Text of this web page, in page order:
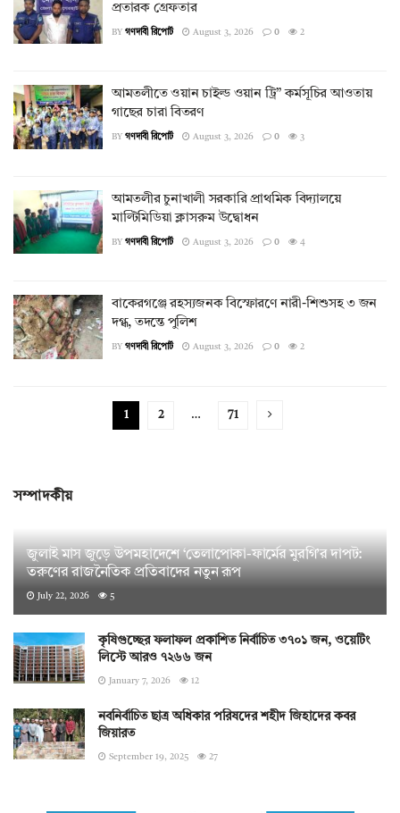
প্রতারক গ্রেফতার
BY গণদাবী রিপোর্ট August 3, 2026 0 2
আমতলীতে ওয়ান চাইল্ড ওয়ান ট্রি” কর্মসূচির আওতায়
গাছের চারা বিতরণ
BY গণদাবী রিপোর্ট August 3, 2026 0 3
আমতলীর চুনাখালী সরকারি প্রাথমিক বিদ্যালয়ে
মাল্টিমিডিয়া ক্লাসরুম উদ্বোধন
BY গণদাবী রিপোর্ট August 3, 2026 0 4
বাকেরগঞ্জে রহস্যজনক বিস্ফোরণে নারী-শিশুসহ ৩ জন
দগ্ধ, তদন্তে পুলিশ
BY গণদাবী রিপোর্ট August 3, 2026 0 2
1 2 … 71
সম্পাদকীয়
জুলাই মাস জুড়ে উপমহাদেশে ‘তেলাপোকা-ফার্মের মুরগি’র দাপট:
তরুণের রাজনৈতিক প্রতিবাদের নতুন রূপ
July 22, 2026 5
কৃষিগুচ্ছের ফলাফল প্রকাশিত নির্বাচিত ৩৭০১ জন, ওয়েটিং
লিস্টে আরও ৭২৬৬ জন
January 7, 2026 12
নবনির্বাচিত ছাত্র অধিকার পরিষদের শহীদ জিহাদের কবর
জিয়ারত
September 19, 2025 27